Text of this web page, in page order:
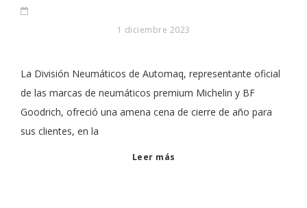
1 diciembre 2023
La División Neumáticos de Automaq, representante oficial
de las marcas de neumáticos premium Michelin y BF
Goodrich, ofreció una amena cena de cierre de año para
sus clientes, en la
Leer más